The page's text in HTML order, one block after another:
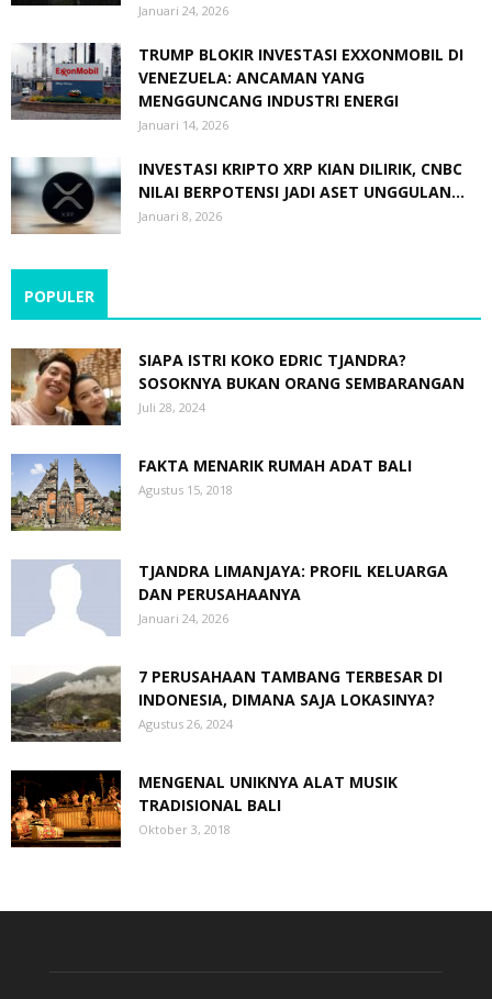
Januari 24, 2026
TRUMP BLOKIR INVESTASI EXXONMOBIL DI
VENEZUELA: ANCAMAN YANG
MENGGUNCANG INDUSTRI ENERGI
Januari 14, 2026
INVESTASI KRIPTO XRP KIAN DILIRIK, CNBC
NILAI BERPOTENSI JADI ASET UNGGULAN...
Januari 8, 2026
POPULER
SIAPA ISTRI KOKO EDRIC TJANDRA?
SOSOKNYA BUKAN ORANG SEMBARANGAN
Juli 28, 2024
FAKTA MENARIK RUMAH ADAT BALI
Agustus 15, 2018
TJANDRA LIMANJAYA: PROFIL KELUARGA
DAN PERUSAHAANYA
Januari 24, 2026
7 PERUSAHAAN TAMBANG TERBESAR DI
INDONESIA, DIMANA SAJA LOKASINYA?
Agustus 26, 2024
MENGENAL UNIKNYA ALAT MUSIK
TRADISIONAL BALI
Oktober 3, 2018